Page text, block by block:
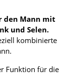
den Mann mit
und Selen.
kombinierte
Funktion für die